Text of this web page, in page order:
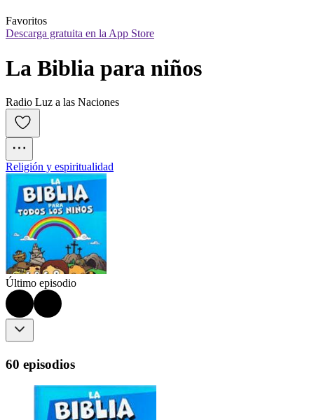
Favoritos
Descarga gratuita en la App Store
La Biblia para niños
Radio Luz a las Naciones
Religión y espiritualidad
Último episodio
60 episodios